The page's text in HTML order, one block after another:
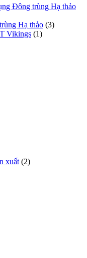
Đông trùng Hạ thảo
Hạ thảo (3)
Vikings (1)
xuất (2)